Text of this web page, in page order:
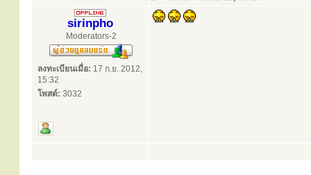
sirinpho
Moderators-2
ลงทะเบียนเมื่อ: 17 ก.ย. 2012,
15:32
โพสต์: 3032